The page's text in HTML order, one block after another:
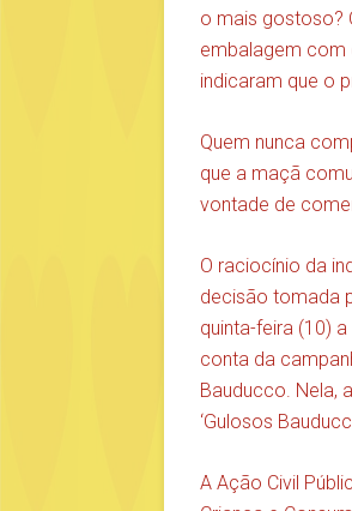
o mais gostoso?
embalagem com
indicaram que o
Quem nunca
que a maçã
vontade de
O raciocínio da
decisão tomada
quinta-feira (10)
conta da
Bauducco. Nela,
‘Gulosos
A Ação Civil